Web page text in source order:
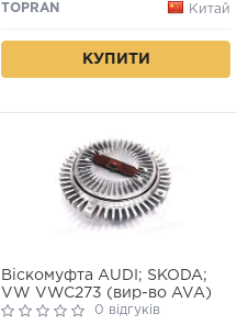
TOPRAN
Китай
КУПИТИ
Віскомуфта AUDI; SKODA;
VW VWC273 (вир-во AVA)
0 відгуків